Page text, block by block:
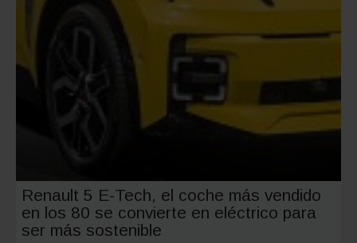
Renault 5 E-Tech, el coche más vendido
en los 80 se convierte en eléctrico para
ser más sostenible